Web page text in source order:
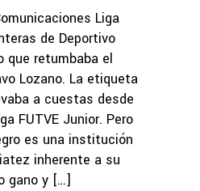
Liga
de Deportivo
que retumbaba el
Lozano. La etiqueta
a cuestas desde
FUTVE Junior. Pero
es una institución
inherente a su
gano y […]